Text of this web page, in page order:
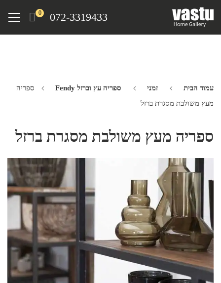
072-3319433
0
Menu
עמוד הבית זמני ספריה עץ וברזל Fendy
ספריה
מעץ משולבת מסגרת ברזל
ספריה מעץ משולבת מסגרת ברזל